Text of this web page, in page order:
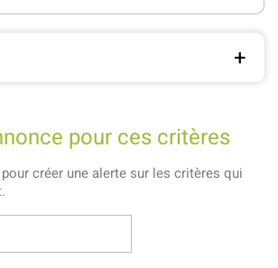
pour ces critères
créer une alerte sur les critères qui